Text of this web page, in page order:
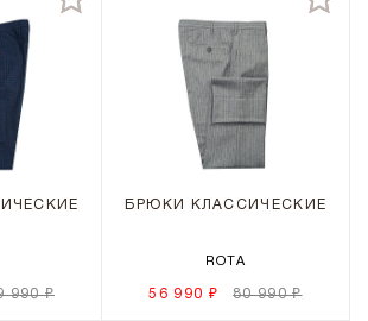
990 ₽
БРЮКИ КЛАССИЧЕСКИЕ
ROTA
56 990 ₽ 80 990 ₽